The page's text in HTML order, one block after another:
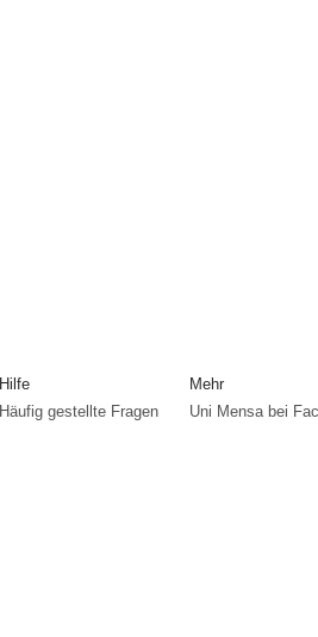
Hilfe
Häufig gestellte Fragen
Mehr
Uni Mensa bei